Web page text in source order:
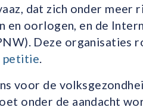
dat zich onder meer
oorlogen, en de
Deze organisaties
petitie.
voor de
onder de aandacht